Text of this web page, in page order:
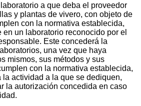
a que deba el proveedor
y plantas de vivero, con objeto de
con la normativa establecida,
en un laboratorio reconocido por el
Este concederá la
una vez que haya
mismos, sus métodos y sus
con la normativa establecida,
la actividad a la que se dediquen,
la autorización concedida en caso